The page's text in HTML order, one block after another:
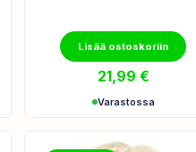
Lisää ostoskoriin
21,99 €
Varastossa